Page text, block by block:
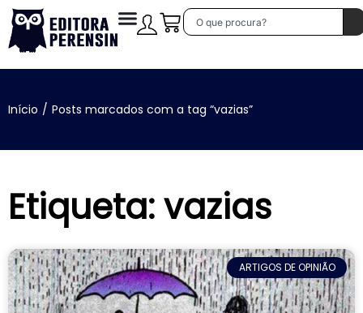
Início / Posts marcados com a tag “vazias”
Etiqueta: vazias
ARTIGOS DE OPINIÃO